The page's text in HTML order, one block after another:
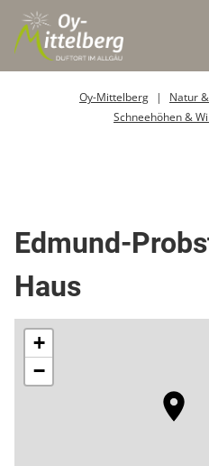
Oy-Mittelberg Natur
Schneehöhen &
Edmund-
Haus